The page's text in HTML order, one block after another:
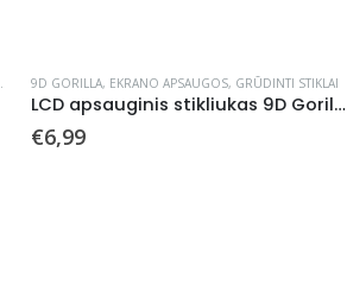
9D GORILLA, EKRANO APSAUGOS, GRŪDINTI STIKLAI
LCD apsauginis stikliukas 9D Gorilla Apple iPhone 6/6S baltas
€6,99